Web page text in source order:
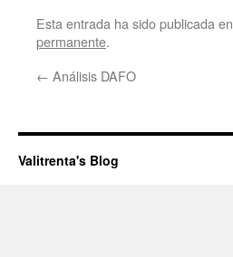
Esta entrada ha sido publicada en
permanente.
← Análisis DAFO
Valitrenta's Blog